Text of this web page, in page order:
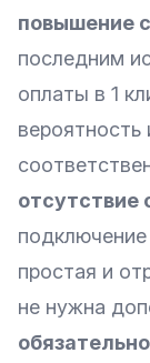
повышение
последним
оплаты в 1
вероятность
отсутствие
подключение
простая и
не нужна